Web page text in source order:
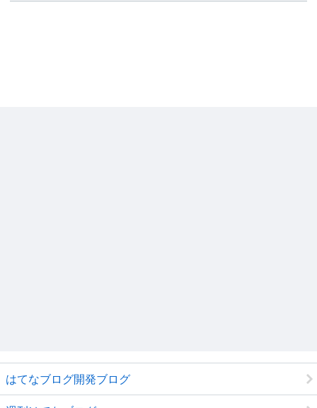
はてなブログ開発ブログ